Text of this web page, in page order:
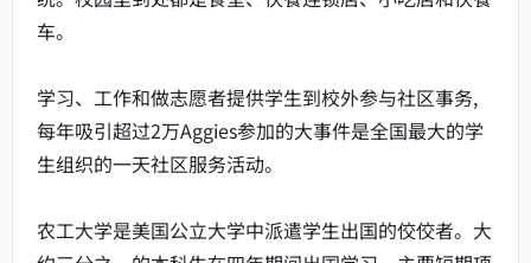
车。
学习、工作和做志愿者提供学生到校外参与社区事务,
每年吸引超过2万Aggies参加的大事件是全国最大的学
生组织的一天社区服务活动。
农工大学是美国公立大学中派遣学生出国的佼佼者。大